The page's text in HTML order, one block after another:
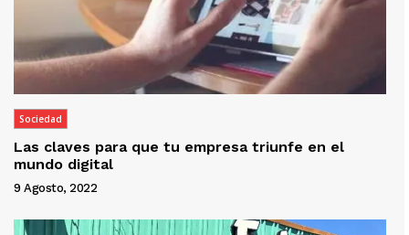
Sociedad
Las claves para que tu empresa triunfe en el
mundo digital
9 Agosto, 2022